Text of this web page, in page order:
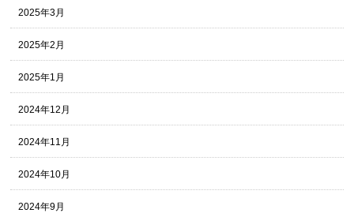
2025年3月
2025年2月
2025年1月
2024年12月
2024年11月
2024年10月
2024年9月